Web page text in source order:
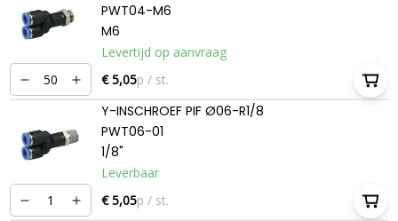
PWT04-M6
M6
Levertijd op aanvraag
€ 5,05p / st.
Y-INSCHROEF PIF Ø06-R1/8
PWT06-01
1/8"
Leverbaar
€ 5,05p / st.